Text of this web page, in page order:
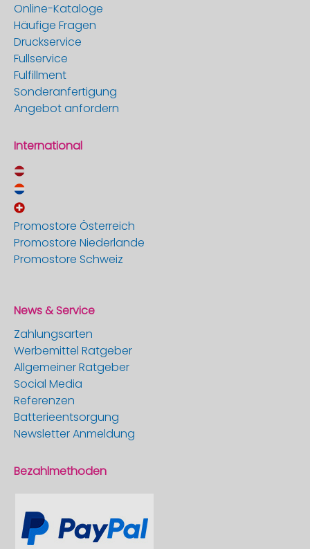
Online-Kataloge
Häufige Fragen
Druckservice
Fullservice
Fulfillment
Sonderanfertigung
Angebot anfordern
International
Promostore Österreich
Promostore Niederlande
Promostore Schweiz
News & Service
Zahlungsarten
Werbemittel Ratgeber
Allgemeiner Ratgeber
Social Media
Referenzen
Batterieentsorgung
Newsletter Anmeldung
Bezahlmethoden